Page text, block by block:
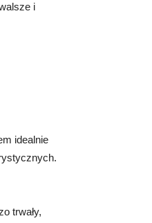
i
idealnie
trwały,